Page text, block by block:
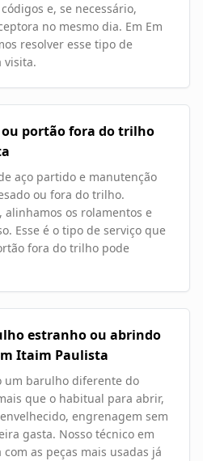
e, se necessário,
no mesmo dia. Em Em
resolver esse tipo de
visita.
ou portão fora do trilho
aço partido e manutenção
ou fora do trilho.
alinhamos os rolamentos e
Esse é o tipo de serviço que
fora do trilho pode
estranho ou abrindo
Itaim Paulista
um barulho diferente do
que o habitual para abrir,
engrenagem sem
gasta. Nosso técnico em
as peças mais usadas já